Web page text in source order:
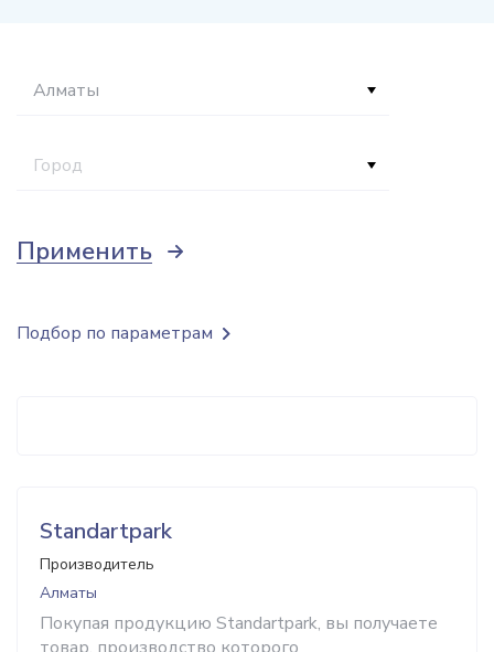
Алматы
Город
Применить
Standartpark
Производитель
Алматы
Покупая продукцию Standartpark, вы получаете
Подбор по параметрам